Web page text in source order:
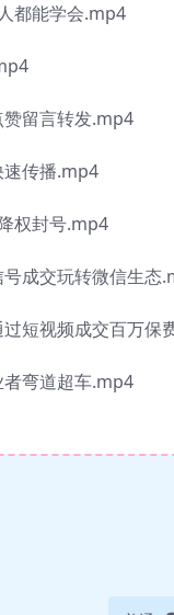
都能学会.mp4
留言转发.mp4
速传播.mp4
权封号.mp4
成交玩转微信生态
短视频成交百万保
弯道超车.mp4